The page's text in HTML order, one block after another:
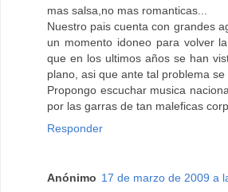
mas salsa,no mas romanticas...
Nuestro pais cuenta con grandes
un momento idoneo para volver
que en los ultimos años se han
plano, asi que ante tal problema se
Propongo escuchar musica
por las garras de tan maleficas
Responder
Anónimo 17 de marzo de 2009 a